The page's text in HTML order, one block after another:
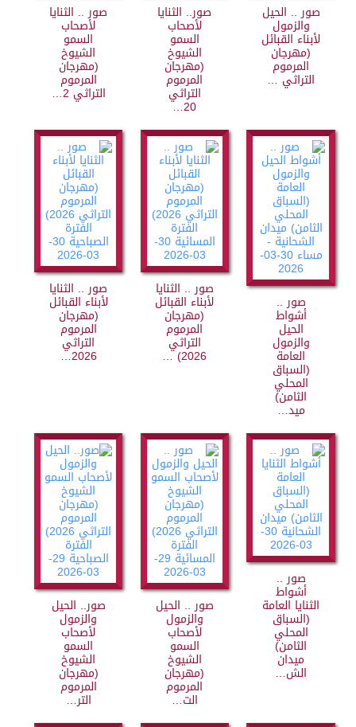
صور .. الحيل
والزمول
لأبناء القبائل
(مهرجان
المرموم
التراثي …
صور.. الثنايا
لأصحاب
السمو
الشيوخ
(مهرجان
المرموم
التراثي
20…
صور .. الثنايا
لأصحاب
السمو
الشيوخ
(مهرجان
المرموم
التراثي 2…
صور ..
أشواط
الحيل
والزمول
العامة
(السباق
المحلي
الثامن)
ميد…
صور .. الثنايا
لأبناء القبائل
(مهرجان
المرموم
التراثي
2026) …
صور .. الثنايا
لأبناء القبائل
(مهرجان
المرموم
التراثي
2026…
صور ..
أشواط
الثنايا العامة
(السباق
المحلي
الثامن)
ميدان
الش…
صور .. الحيل
والزمول
لأصحاب
السمو
الشيوخ
(مهرجان
المرموم
الت…
صور.. الحيل
والزمول
لأصحاب
السمو
الشيوخ
(مهرجان
المرموم
التر…